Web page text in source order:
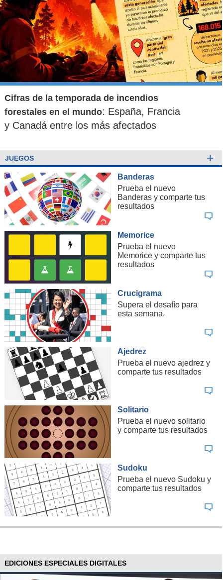
Cifras de la temporada de incendios
forestales en el mundo: España, Francia
y Canadá entre los más afectados
JUEGOS +
Banderas
Prueba el nuevo
Banderas y comparte tus
resultados
Memorice
Prueba el nuevo
Memorice y comparte tus
resultados
Crucigrama
Supera el desafío para
esta semana.
Ajedrez
Prueba el nuevo ajedrez y
comparte tus resultados
Solitario
Prueba el nuevo solitario
y comparte tus resultados
Sudoku
Prueba el nuevo Sudoku y
comparte tus resultados
EDICIONES ESPECIALES DIGITALES